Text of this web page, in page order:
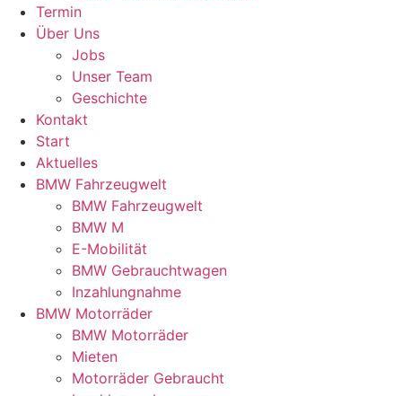
Termin
Über Uns
Jobs
Unser Team
Geschichte
Kontakt
Start
Aktuelles
BMW Fahrzeugwelt
BMW Fahrzeugwelt
BMW M
E-Mobilität
BMW Gebrauchtwagen
Inzahlungnahme
BMW Motorräder
BMW Motorräder
Mieten
Motorräder Gebraucht